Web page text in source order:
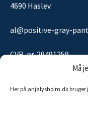
Må
Her på anjalysholm.dk bruger
4690 Haslev
al@positive-gray-
CVR-nr. 29491259